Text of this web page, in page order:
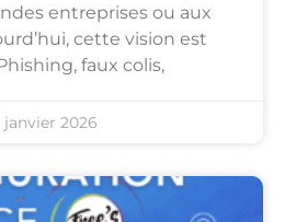
entreprises ou aux
cette vision est
faux colis,
janvier 2026